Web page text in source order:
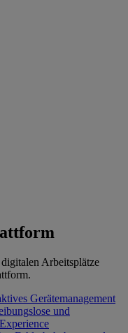
Arbeitsplätze
Gerätemanagement
und